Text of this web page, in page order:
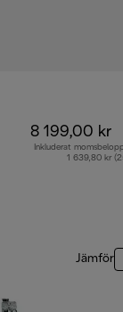
8 199,00 kr
Inkluderat
1 639,80 kr
Jämför